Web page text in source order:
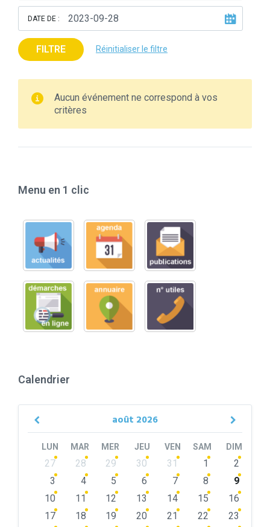
DATE DE :
FILTRE Réinitialiser le filtre
Aucun événement ne correspond à vos
critères
Menu en 1 clic
Calendrier
août 2026
Previous
LUN MAR MER JEU VEN SAM DIM
Skip
calendar
27 28 29 30 31 1
2
3
4 5 6 7 8
9
10
11 12 13 14 15
16
17
18 19 20 21 22
23